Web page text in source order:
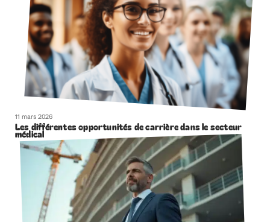
11 mars 2026
Les différentes opportunités de carrière dans le secteur
médical